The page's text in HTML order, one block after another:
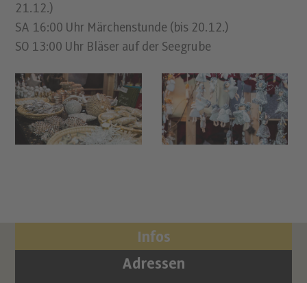
21.12.)
SA 16:00 Uhr Märchenstunde (bis 20.12.)
SO 13:00 Uhr Bläser auf der Seegrube
Infos
Adressen